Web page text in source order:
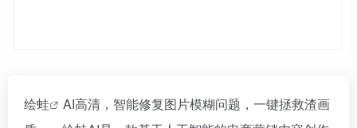
绘蛙
AI高清，智能修复图片模糊问题，一键拯救渣画